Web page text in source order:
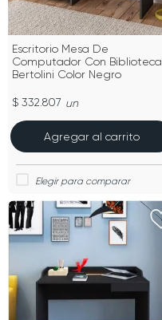
Escritorio Mesa De
Computador Con Biblioteca
Bertolini Color Negro
$ 332.807 un
Agregar al carrito